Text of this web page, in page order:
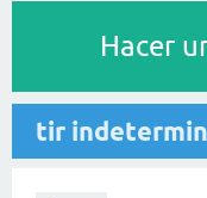
Hacer
tir